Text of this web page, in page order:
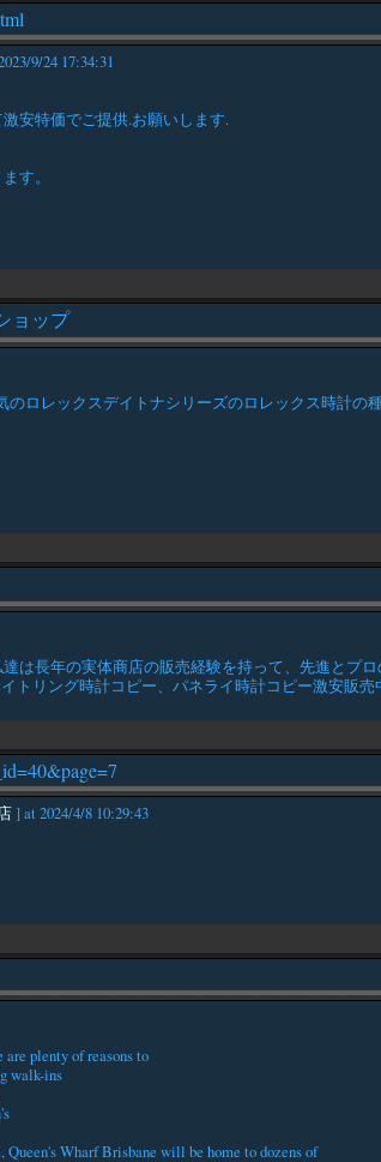
9/24 17:34:31
安特価でご提供.お願いします.
す。
ョップ
ロレックスデイトナシリーズのロレックス時計
は長年の実体商店の販売経験を持って、先進と
トリング時計コピー、パネライ時計コピー激安販
] at 2024/4/8 10:29:43
are plenty of reasons to
walk-ins
Wharf Brisbane will be home to dozens of